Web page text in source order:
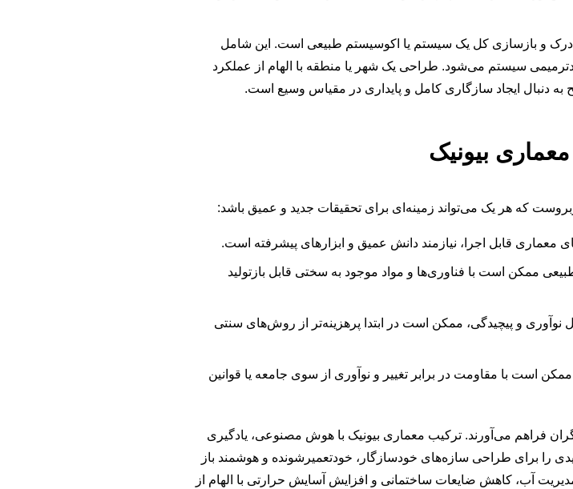
درک و بازسازی کل یک سیستم یا اکوسیستم طبیعی است. این شامل
سیستم می‌شود. طراحی یک شهر یا منطقه با الهام از عملکرد
دنبال ایجاد سازگاری کامل و پایداری در مقیاس وسیع است.
بیونیک
که هر یک می‌تواند زمینه‌ای برای تحقیقات جدید و عمیق باشد:
معماری قابل اجرا، نیازمند دانش عمیق و ابزارهای پیشرفته است.
ممکن است با فناوری‌ها و مواد موجود به سختی قابل بازتولید
و پیچیدگی، ممکن است در ابتدا پرهزینه‌تر از روش‌های سنتی
است با مقاومت در برابر تغییر و نوآوری از سوی جامعه یا قوانین
فراهم می‌آورند. ترکیب معماری بیونیک با هوش مصنوعی، یادگیری
را برای طراحی سازه‌های خودسازگار، خودتعمیرشونده و هوشمند باز
آب، کاهش ضایعات ساختمانی و افزایش آسایش حرارتی با الهام از